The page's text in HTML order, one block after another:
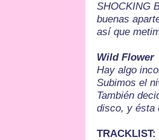
SHOCKING
buenas
así que
Wild Flower
Hay algo
Subimos el
También
disco, y ésta
TRACKLIST: